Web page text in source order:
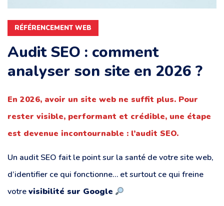
RÉFÉRENCEMENT WEB
Audit SEO : comment
analyser son site en 2026 ?
En 2026, avoir un site web ne suffit plus. Pour
rester visible, performant et crédible, une étape
est devenue incontournable : l’audit SEO.
Un audit SEO fait le point sur la santé de votre site web,
d’identifier ce qui fonctionne… et surtout ce qui freine
votrevisibilité sur Google